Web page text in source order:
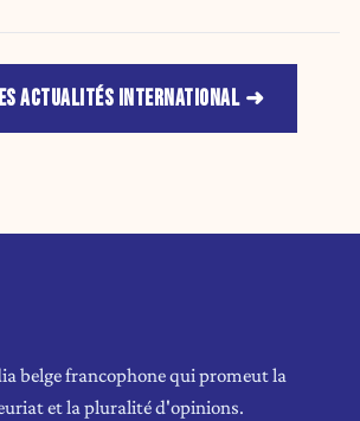
ACTUALITÉS INTERNATIONAL
belge francophone qui promeut la
et la pluralité d'opinions.